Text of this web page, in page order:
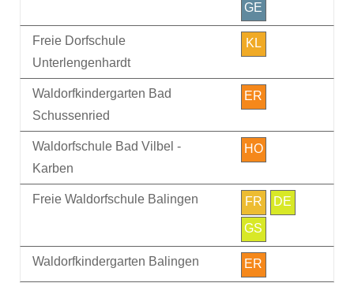
GE
Freie Dorfschule
Unterlengenhardt
KL
Waldorfkindergarten Bad
Schussenried
ER
Waldorfschule Bad Vilbel -
Karben
HO
Freie Waldorfschule Balingen FR
DE
GS
Waldorfkindergarten Balingen ER